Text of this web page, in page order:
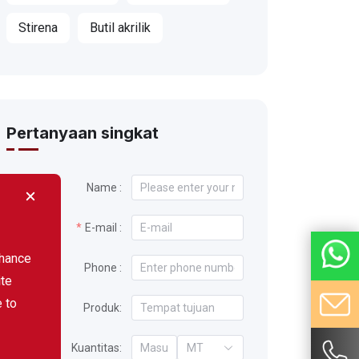
to
Stirena Butil akrilik
Pertanyaan singkat
Name :
E-mail :
Phone :
Produk:
Kuantitas: MT